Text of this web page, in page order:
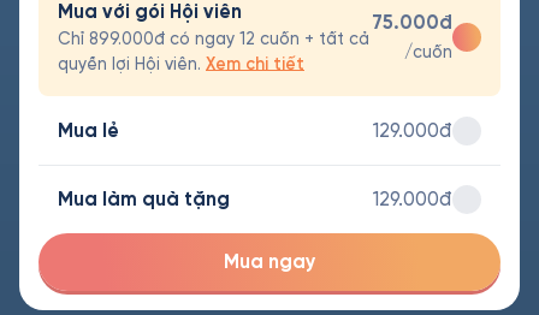
Mua với gói Hội viên
Chỉ 899.000đ có ngay 12 cuốn + tất cả
quyền lợi Hội viên. Xem chi tiết
75.000đ
/cuốn
Mua lẻ 129.000đ
Mua làm quà tặng 129.000đ
Mua ngay